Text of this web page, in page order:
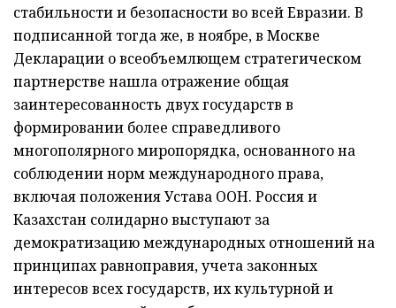
стабильности и безопасности во всей Евразии. В
подписанной тогда же, в ноябре, в Москве
Декларации о всеобъемлющем стратегическом
партнерстве нашла отражение общая
заинтересованность двух государств в
формировании более справедливого
многополярного миропорядка, основанного на
соблюдении норм международного права,
включая положения Устава ООН. Россия и
Казахстан солидарно выступают за
демократизацию международных отношений на
принципах равноправия, учета законных
интересов всех государств, их культурной и